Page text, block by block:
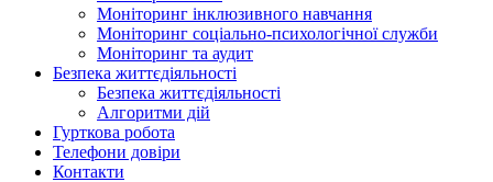
Моніторинг інклюзивного навчання
Моніторинг соціально-психологічної служби
Моніторинг та аудит
Безпека життєдіяльності
Безпека життєдіяльності
Алгоритми дій
Гурткова робота
Телефони довіри
Контакти